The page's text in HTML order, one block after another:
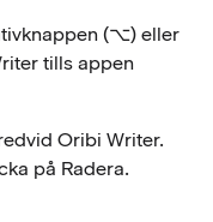
(⌥) eller
tills appen
Oribi Writer.
på Radera.